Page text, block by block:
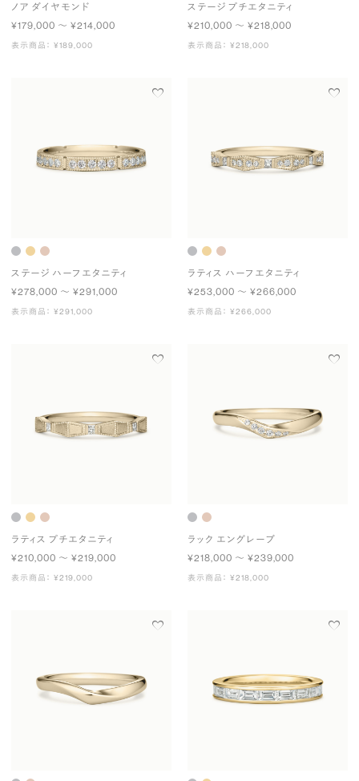
ノア ダイヤモンド
¥179,000 〜 ¥214,000
表示商品： ¥189,000
ステージ プチエタニティ
¥210,000 〜 ¥218,000
表示商品： ¥218,000
ステージ ハーフエタニティ
¥278,000 〜 ¥291,000
表示商品： ¥291,000
ラティス ハーフエタニティ
¥253,000 〜 ¥266,000
表示商品： ¥266,000
ラティス プチエタニティ
¥210,000 〜 ¥219,000
表示商品： ¥219,000
ラック エングレーブ
¥218,000 〜 ¥239,000
表示商品： ¥218,000